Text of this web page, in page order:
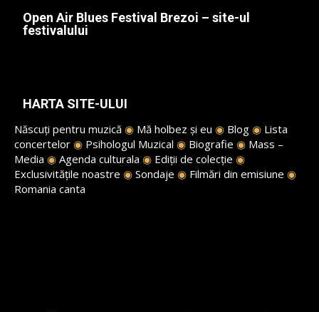
Open Air Blues Festival Brezoi – site-ul
festivalului
HARTA SITE-ULUI
Născuți pentru muzică ◉ Mă holbez și eu ◉ Blog ◉ Lista
concertelor ◉ Psihologul Muzical ◉ Biografie ◉ Mass –
Media ◉ Agenda culturala ◉ Ediții de colecție ◉
Exclusivitățile noastre ◉ Sondaje ◉ Filmări din emisiune ◉
Romania canta